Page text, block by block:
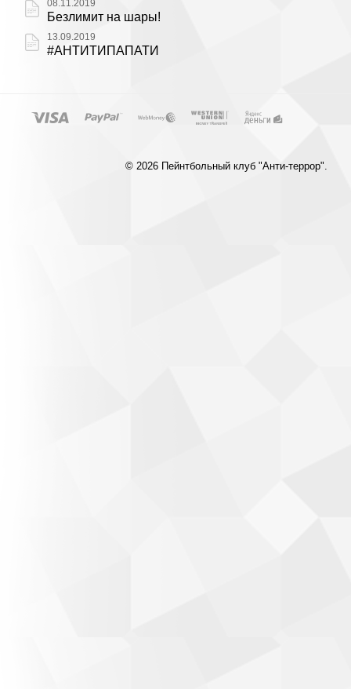
08.11.2019
Безлимит на шары!
13.09.2019
#АНТИТИПАПАТИ
© 2026 Пейнтбольный клуб "Анти-террор".